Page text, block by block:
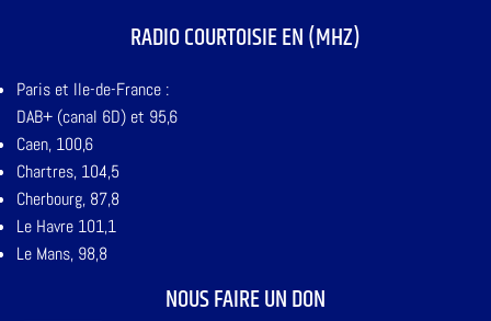
RADIO COURTOISIE EN (MHZ)
Paris et Ile-de-France :
DAB+ (canal 6D) et 95,6
Caen, 100,6
Chartres, 104,5
Cherbourg, 87,8
Le Havre 101,1
Le Mans, 98,8
NOUS FAIRE UN DON